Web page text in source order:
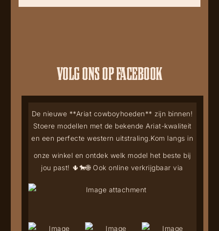
VOLG ONS OP FACEBOOK
De nieuwe **Ariat cowboyhoeden** zijn binnen!
Stoere modellen met de bekende Ariat-kwaliteit
en een perfecte western uitstraling.Kom langs in
onze winkel en ontdek welk model het beste bij
jou past! 🌵🐎🌐 Ook online verkrijgbaar via